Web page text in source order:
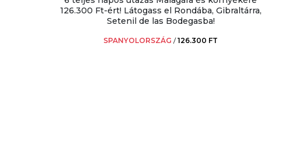
126.300 Ft-ért! Látogass el Rondába, Gibraltárra,
Setenil de las Bodegasba!
SPANYOLORSZÁG /126.300 FT